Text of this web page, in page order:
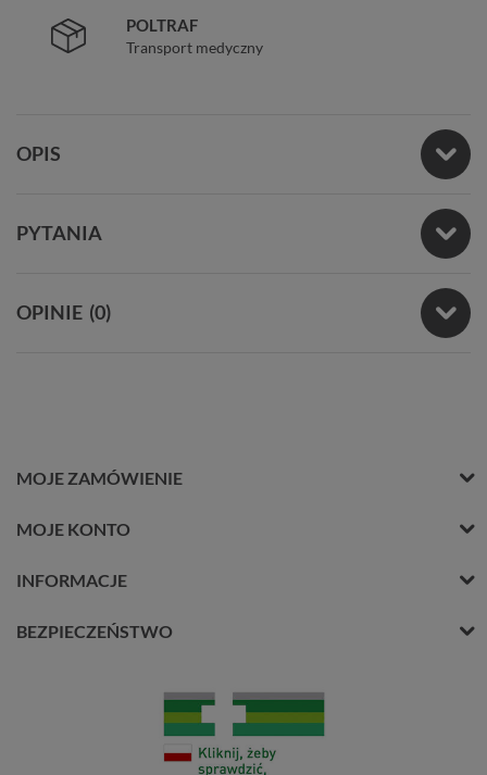
POLTRAF
Transport medyczny
OPIS
PYTANIA
OPINIE (0)
MOJE ZAMÓWIENIE
MOJE KONTO
INFORMACJE
BEZPIECZEŃSTWO